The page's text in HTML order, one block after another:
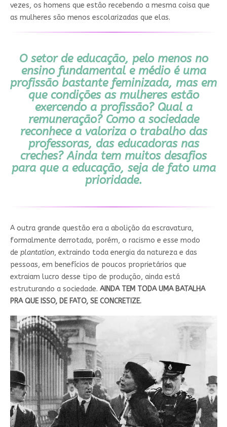
vezes, os homens que estão recebendo a mesma coisa que
as mulheres são menos escolarizadas que elas.
O setor de educação, pelo menos no
ensino fundamental e médio é uma
profissão bastante feminizada, mas em
que condições as mulheres estão
exercendo a profissão? Qual a
remuneração? Como a sociedade
reconhece a valoriza o trabalho das
professoras, das educadoras nas
creches? Ainda tem muitos desafios
para que a educação, seja de fato uma
prioridade.
A outra grande questão era a abolição da escravatura,
formalmente derrotada, porém, o racismo e esse modo
de plantation, extraindo toda energia da natureza e das
pessoas, em benefícios de poucos proprietários que
extraiam lucro desse tipo de produção, ainda está
estruturando a sociedade. AINDA TEM TODA UMA BATALHA
PRA QUE ISSO, DE FATO, SE CONCRETIZE.